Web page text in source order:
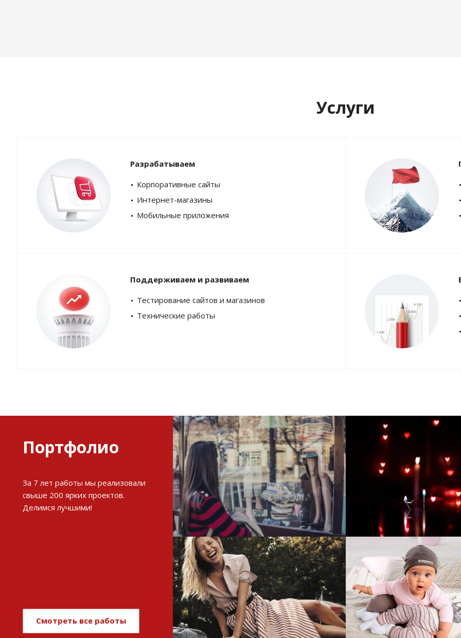
Услуги
Разрабатываем
Корпоративные сайты
Интернет-магазины
Мобильные приложения
Поддерживаем и развиваем
Тестирование сайтов и магазинов
Технические работы
Портфолио
За 7 лет работы мы реализовали
свыше 200 ярких проектов.
Делимся лучшими!
Смотреть все работы
Развитие и поддержка
интернет-витрины StepClub
Смотреть проект
Развитие
магазина "Всё
Смотреть проект
Имиджевый сайт для сети
магазинов Soho Project
Увеличили
интернет-
topdatop.ru на